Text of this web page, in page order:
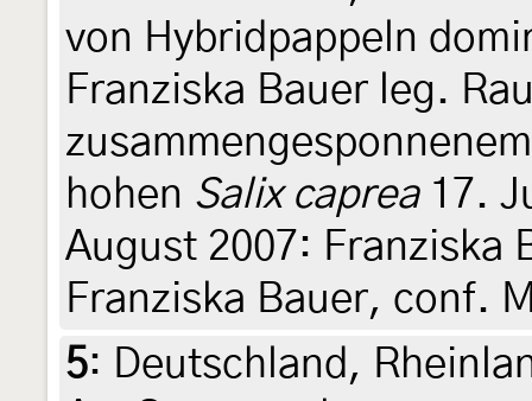
von Hybridpappeln
Franziska Bauer leg.
hohen Salix caprea17.
August 2007: Franziska
Franziska Bauer, conf.
5: Deutschland,